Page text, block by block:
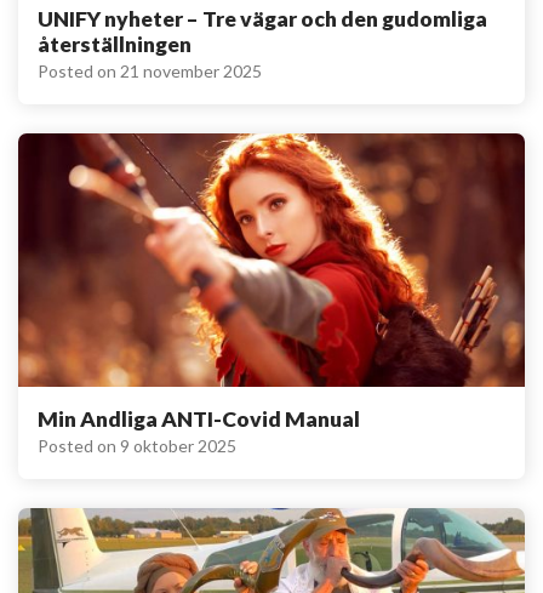
UNIFY nyheter – Tre vägar och den gudomliga
återställningen
Posted on 21 november 2025
Min Andliga ANTI-Covid Manual
Posted on 9 oktober 2025